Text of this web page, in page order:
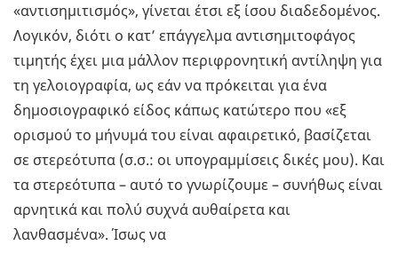
«αντισημιτισμός», γίνεται έτσι εξ ίσου διαδεδομένος.
Λογικόν, διότι ο κατ’ επάγγελμα αντισημιτοφάγος
τιμητής έχει μια μάλλον περιφρονητική αντίληψη για
τη γελοιογραφία, ως εάν να πρόκειται για ένα
δημοσιογραφικό είδος κάπως κατώτερο που «εξ
ορισμού το μήνυμά του είναι αφαιρετικό, βασίζεται
σε στερεότυπα (σ.σ.: οι υπογραμμίσεις δικές μου). Και
τα στερεότυπα – αυτό το γνωρίζουμε – συνήθως είναι
αρνητικά και πολύ συχνά αυθαίρετα και
λανθασμένα». Ίσως να